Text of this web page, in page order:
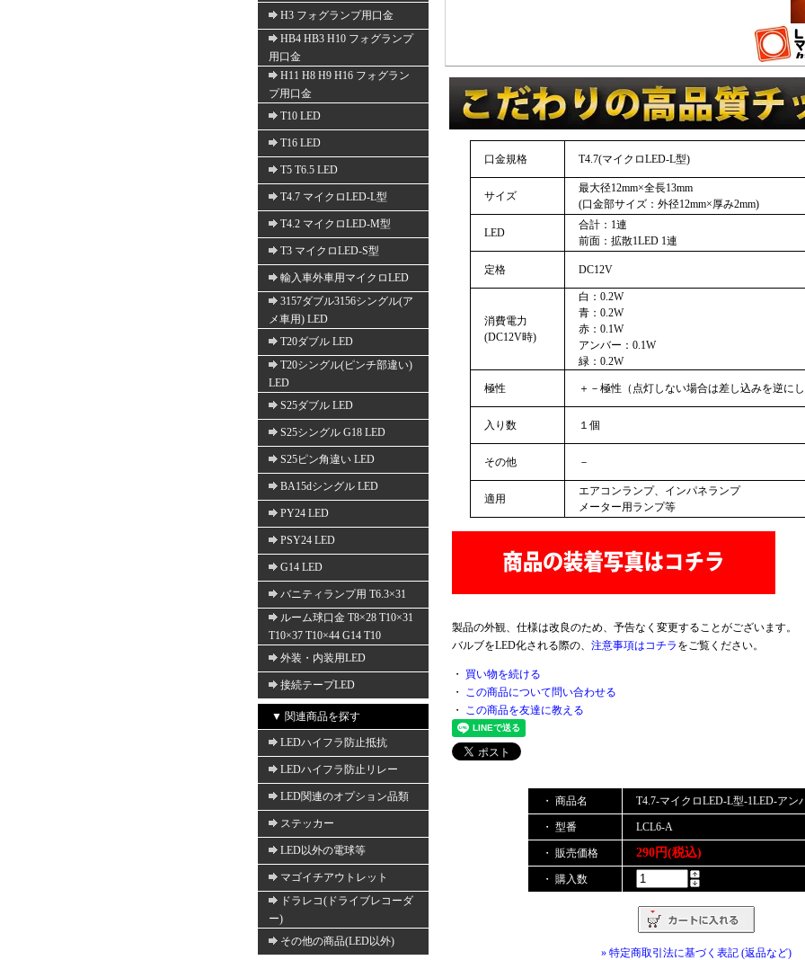
H3 フォグランプ用口金
HB4 HB3 H10 フォグランプ
用口金
H11 H8 H9 H16 フォグラン
プ用口金
T10 LED
T16 LED
T5 T6.5 LED
T4.7 マイクロLED-L型
T4.2 マイクロLED-M型
T3 マイクロLED-S型
輸入車外車用マイクロLED
3157ダブル3156シングル(ア
メ車用) LED
T20ダブル LED
T20シングル(ピンチ部違い)
LED
S25ダブル LED
S25シングル G18 LED
S25ピン角違い LED
BA15dシングル LED
PY24 LED
PSY24 LED
G14 LED
バニティランプ用 T6.3×31
ルーム球口金 T8×28 T10×31
T10×37 T10×44 G14 T10
外装・内装用LED
接続テープLED
▼ 関連商品を探す
LEDハイフラ防止抵抗
LEDハイフラ防止リレー
LED関連のオプション品類
ステッカー
LED以外の電球等
マゴイチアウトレット
ドラレコ(ドライブレコーダ
ー)
その他の商品(LED以外)
口金規格 T4.7(マイクロLED-L型)
サイズ
最大径12mm×全長13mm
(口金部サイズ：外径12mm×厚み2mm)
LED
合計：1連
前面：拡散1LED 1連
定格 DC12V
消費電力
(DC12V時)
白：0.2W
青：0.2W
赤：0.1W
アンバー：0.1W
緑：0.2W
極性 ＋－極性（点灯しない場合は差し込みを逆に
入り数 １個
その他 －
適用
エアコンランプ、インパネランプ
メーター用ランプ等
製品の外観、仕様は改良のため、予告なく変更することがございます。
バルブをLED化される際の、 注意事項はコチラ をご覧ください。
・ 買い物を続ける
・ この商品について問い合わせる
・ この商品を友達に教える
・ 商品名 T4.7-マイクロLED-L型-1LED-アン
・ 型番 LCL6-A
・ 販売価格 290円(税込)
・ 購入数
» 特定商取引法に基づく表記 (返品など)